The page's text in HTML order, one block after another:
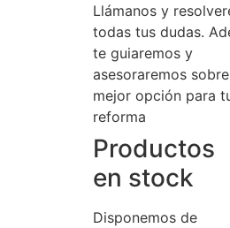
Llámanos y
todas tus dudas.
te guiaremos y
asesoraremos
mejor opción para
reforma
Productos
en stock
Disponemos de